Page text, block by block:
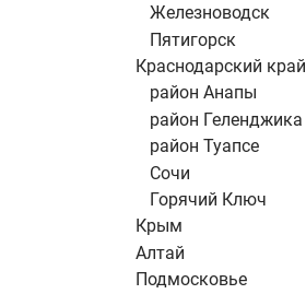
Железноводск
Пятигорск
Краснодарский край
район Анапы
район Геленджика
район Туапсе
Сочи
Горячий Ключ
Крым
Алтай
Подмосковье